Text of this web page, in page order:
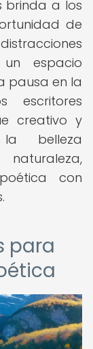
brinda a los
de
espacio
pausa en la
creativo y
belleza
con
para